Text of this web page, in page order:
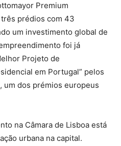
Premium
prédios com 43
um investimento global de
foi já
Projeto de
em Portugal” pelos
um dos prémios europeus
na Câmara de Lisboa está
urbana na capital.